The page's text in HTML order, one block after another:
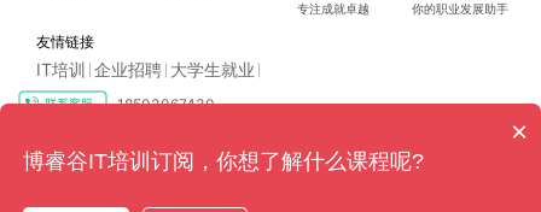
专注成就卓越 你的职业发展助手
友情链接
IT培训 企业招聘 大学生就业
18503067430
Copyright ©2016-2024 博睿（广州）科技有限公司 All rights reserved
备17128079号-4
×
博睿谷IT培训订阅，你想了解什么课程呢?